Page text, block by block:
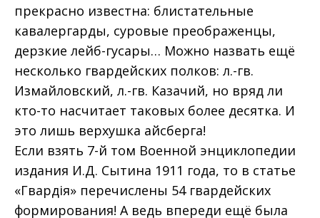
прекрасно известна: блистательные
кавалергарды, суровые преображенцы,
дерзкие лейб-гусары… Можно назвать ещё
несколько гвардейских полков: л.-гв.
Измайловский, л.-гв. Казачий, но вряд ли
кто-то насчитает таковых более десятка. И
это лишь верхушка айсберга!
Если взять 7-й том Военной энциклопедии
издания И.Д. Сытина 1911 года, то в статье
«Гвардiя» перечислены 54 гвардейских
формирования! А ведь впереди ещё была